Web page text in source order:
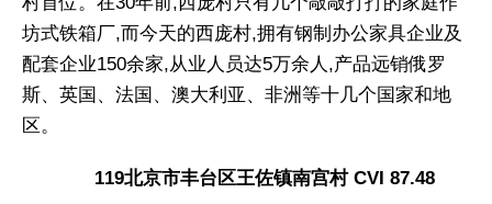
坊式铁箱厂,而今天的西庞村,拥有钢制办公家具企业及
配套企业150余家,从业人员达5万余人,产品远销俄罗
斯、英国、法国、澳大利亚、非洲等十几个国家和地
区。
119北京市丰台区王佐镇南宫村 CVI 87.48